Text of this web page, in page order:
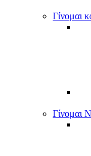
Γίνομαι
Γίνομαι